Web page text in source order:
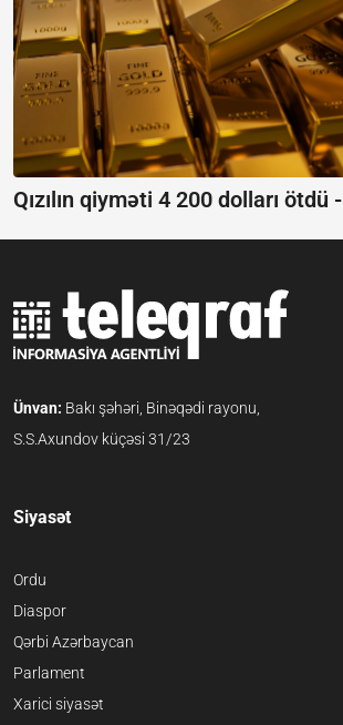
Qızılın qiyməti 4 200 dolları ötdü -
Ünvan: Bakı şəhəri, Binəqədi rayonu,
S.S.Axundov küçəsi 31/23
Siyasət
Ordu
Diaspor
Qərbi Azərbaycan
Parlament
Xarici siyasət